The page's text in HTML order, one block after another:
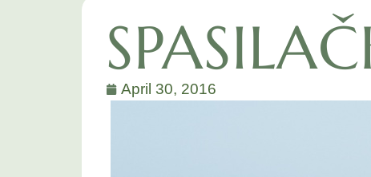
April 30, 2016